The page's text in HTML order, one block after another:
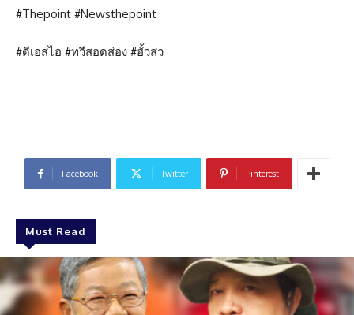
#Thepoint #Newsthepoint
#ดีเอสไอ #ทวีสอดส่อง #ฮั้วสว
Facebook Twitter Pinterest
Must Read